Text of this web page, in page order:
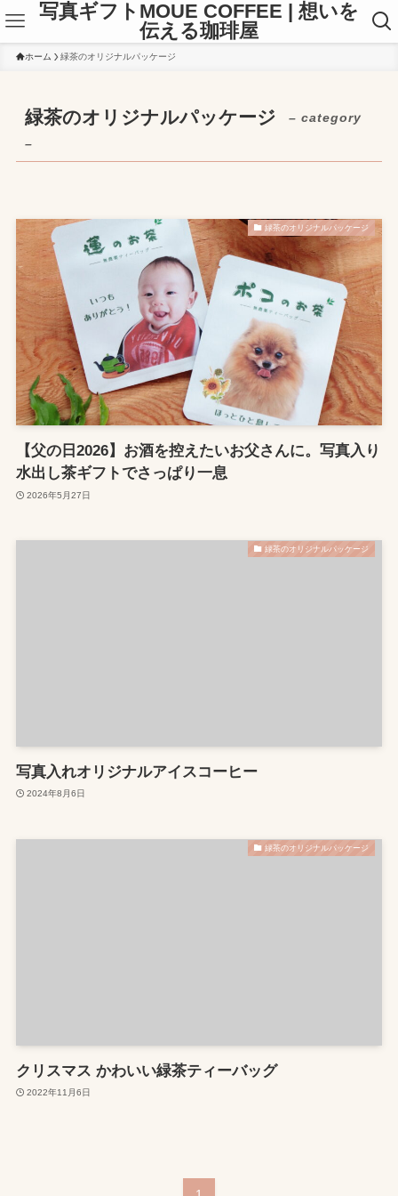
写真ギフトMOUE COFFEE | 想いを
伝える珈琲屋
ホーム 緑茶のオリジナルパッケージ
緑茶のオリジナルパッケージ
– category
–
緑茶のオリジナルパッケージ
【父の日2026】お酒を控えたいお父さんに。写真入り
水出し茶ギフトでさっぱり一息
2026年5月27日
緑茶のオリジナルパッケージ
写真入れオリジナルアイスコーヒー
2024年8月6日
緑茶のオリジナルパッケージ
クリスマス かわいい緑茶ティーバッグ
2022年11月6日